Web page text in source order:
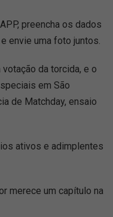
preencha os dados
envie uma foto juntos.
da torcida, e o
em São
de Matchday, ensaio
ativos e adimplentes
merece um capítulo na